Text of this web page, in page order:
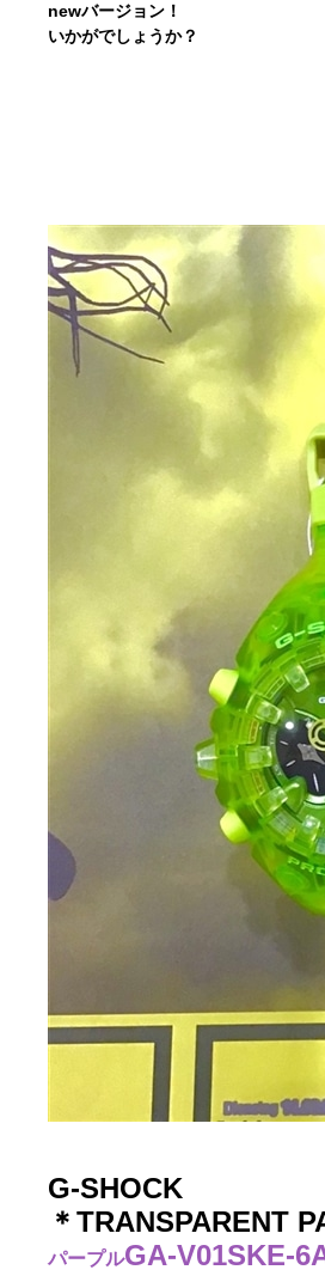
newバージョン！
いかがでしょうか？
G-SHOCK
＊TRANSPARENT
パープルGA-V01SKE-